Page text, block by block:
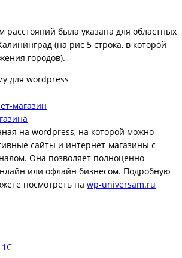
расстояний была указана для областных
(на рис 5 строка, в которой
городов).
для wordpress
магазин
на wordpress, на которой можно
сайты и интернет-магазины с
Она позволяет полноценно
или офлайн бизнесом. Подробную
посмотреть на wp-universam.ru
1С